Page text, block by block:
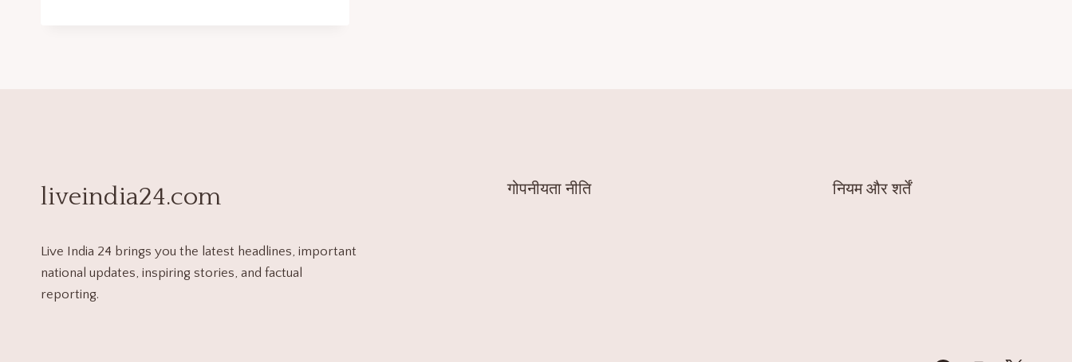
liveindia24.com
Live India 24 brings you the latest headlines, important
national updates, inspiring stories, and factual
reporting.
गोपनीयता नीति नियम और शर्तें